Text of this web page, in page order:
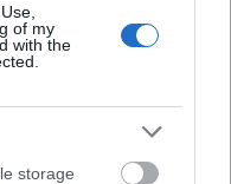
of my
with the
storage